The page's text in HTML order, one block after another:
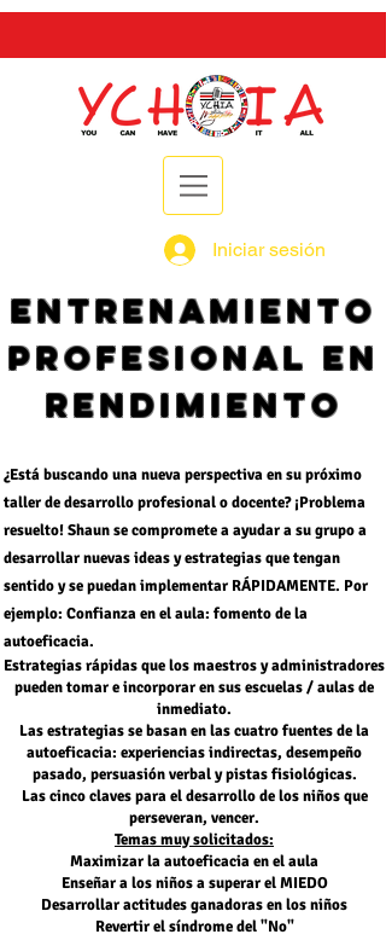
Iniciar sesión
ENTRENAMIENTO
PROFESIONAL EN
RENDIMIENTO
¿Está buscando una nueva perspectiva en su próximo
taller de desarrollo profesional o docente? ¡Problema
resuelto! Shaun se compromete a ayudar a su grupo a
desarrollar nuevas ideas y estrategias que tengan
sentido y se puedan implementar RÁPIDAMENTE. Por
ejemplo: Confianza en el aula: fomento de la
autoeficacia.
Estrategias rápidas que los maestros y administradores
pueden tomar e incorporar en sus escuelas / aulas de
inmediato.
Las estrategias se basan en las cuatro fuentes de la
autoeficacia: experiencias indirectas, desempeño
pasado, persuasión verbal y pistas fisiológicas.
Las cinco claves para el desarrollo de los niños que
perseveran, vencer.
Temas muy solicitados:
Maximizar la autoeficacia en el aula
Enseñar a los niños a superar el MIEDO
Desarrollar actitudes ganadoras en los niños
Revertir el síndrome del "No"